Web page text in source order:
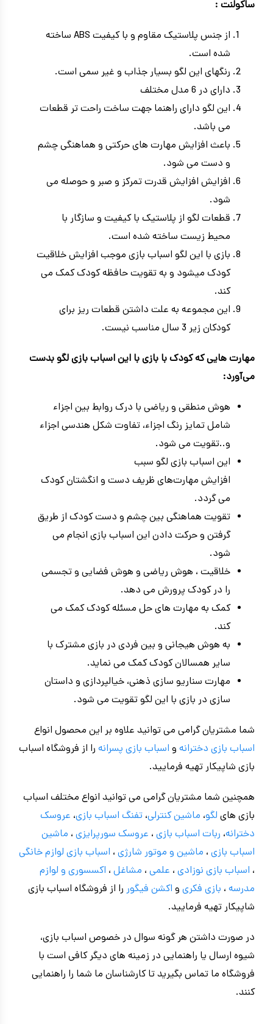
ساکولنت :
از جنس پلاستیک مقاوم و با کیفیت ABS ساخته
شده است.
رنگهای این لگو بسیار جذاب و غیر سمی است.
دارای در 6 مدل مختلف
این لگو دارای راهنما جهت ساخت راحت تر قطعات
می باشد.
باعث افزایش مهارت های حرکتی و هماهنگی چشم
و دست می شود.
افزایش افزایش قدرت تمرکز و صبر و حوصله می
شود.
قطعات لگو از پلاستیک با کیفیت و سازگار با
محیط زیست ساخته شده است.
بازی با این لگو اسباب بازی موجب افزایش خلاقیت
کودک میشود و به تقویت حافظه کودک کمک می
کند.
این مجموعه به علت داشتن قطعات ریز برای
کودکان زیر 3 سال مناسب نیست.
مهارت‌ هایی که کودک با بازی با این اسباب بازی لگو بدست
می‌آورد:
هوش منطقی و ریاضی با درک روابط بین اجزاء
شامل تمایز رنگ اجزاء، تفاوت شکل هندسی اجزاء
و..تقویت می شود.
این اسباب بازی لگو سبب
افزایش مهارت‌های ظریف دست و انگشتان کودک
می گردد.
تقویت هماهنگی بین چشم و دست کودک از طریق
گرفتن و حرکت دادن این اسباب بازی انجام می
شود.
خلاقیت ، هوش ریاضی و هوش فضایی و تجسمی
را در کودک پرورش می دهد.
کمک به مهارت های حل مسئله کودک کمک می
کند.
به هوش هیجانی و بین فردی در بازی مشترک با
سایر همسالان کودک کمک می نماید.
مهارت سناریو سازی ذهنی، خیالپردازی و داستان
سازی در بازی با این لگو تقویت می شود.
شما مشتریان گرامی می توانید علاوه بر این محصول انواع
اسباب بازی دخترانه و اسباب بازی پسرانه را از فروشگاه اسباب
بازی شاپیکار تهیه فرمایید.
همچنین شما مشتریان گرامی می توانید انواع مختلف اسباب
بازی های لگو، ماشین کنترلی، تفنگ اسباب بازی، عروسک
دخترانه، ربات اسباب بازی ، عروسک سورپرایزی ، ماشین
اسباب بازی ، ماشین و موتور شارژی ، اسباب بازی لوازم خانگی
، اسباب بازی نوزادی ، علمی ، مشاغل ، اکسسوری و لوازم
مدرسه ، بازی فکری و اکشن فیگور را از فروشگاه اسباب بازی
شاپیکار تهیه فرمایید.
در صورت داشتن هر گونه سوال در خصوص اسباب بازی،
شیوه ارسال یا راهنمایی در زمینه های دیگر کافی است با
فروشگاه ما تماس بگیرید تا کارشناسان ما شما را راهنمایی
کنند.